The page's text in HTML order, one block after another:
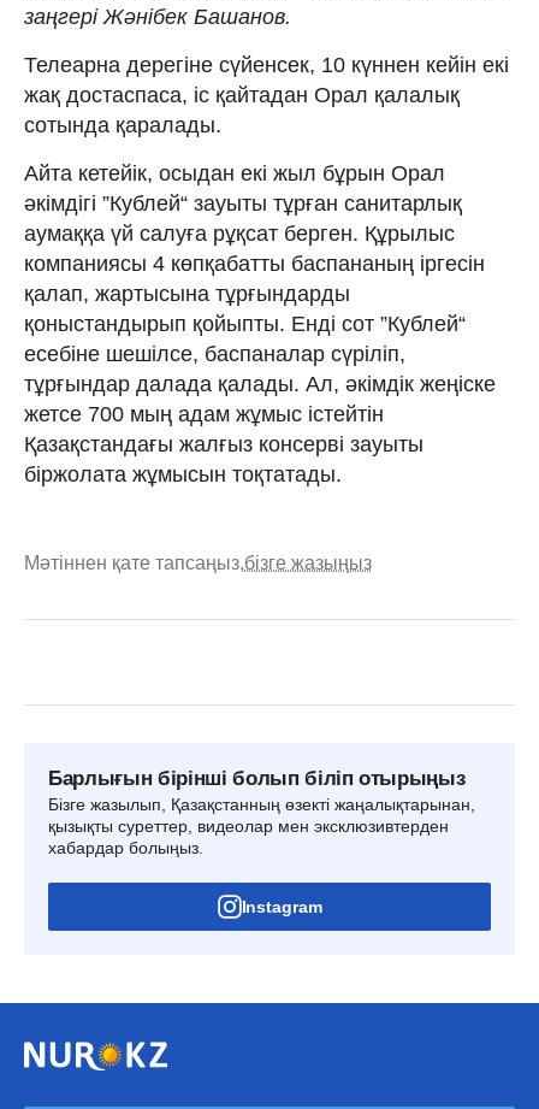
заңгері Жәнібек Башанов.
Телеарна дерегіне сүйенсек, 10 күннен кейін екі
жақ достаспаса, іс қайтадан Орал қалалық
сотында қаралады.
Айта кетейік, осыдан екі жыл бұрын Орал
әкімдігі ”Кублей“ зауыты тұрған санитарлық
аумаққа үй салуға рұқсат берген. Құрылыс
компаниясы 4 көпқабатты баспананың іргесін
қалап, жартысына тұрғындарды
қоныстандырып қойыпты. Енді сот ”Кублей“
есебіне шешілсе, баспаналар сүріліп,
тұрғындар далада қалады. Ал, әкімдік жеңіске
жетсе 700 мың адам жұмыс істейтін
Қазақстандағы жалғыз консерві зауыты
біржолата жұмысын тоқтатады.
Мәтіннен қате тапсаңыз,бізге жазыңыз
Барлығын бірінші болып біліп отырыңыз
Бізге жазылып, Қазақстанның өзекті жаңалықтарынан,
қызықты суреттер, видеолар мен эксклюзивтерден
хабардар болыңыз.
Instagram